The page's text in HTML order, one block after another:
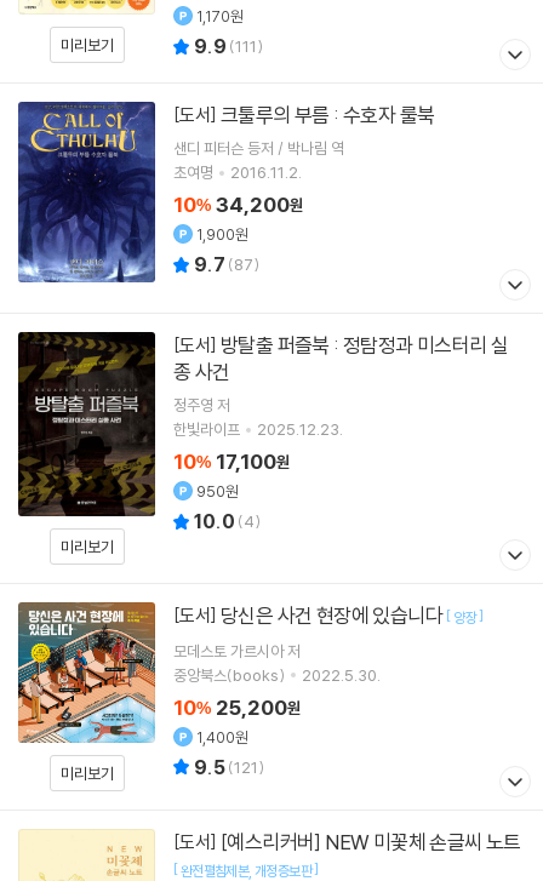
미리보기
1,170원
9.9 (111)
[도서] 크툴루의 부름 : 수호자 룰북
샌디 피터슨 등저 / 박나림 역
초여명
2016.11.2.
10% 34,200원
1,900원
9.7 (87)
미리보기
[도서]
종 사건
정주영 저
한빛라이프
2025.12.23.
10% 17,100원
950원
10.0 (4)
미리보기
[도서] 당신은 사건 현장에 있습니다 [ 양장]
모데스토 가르시아저
중앙북스(books)
2022.5.30.
10% 25,200원
1,400원
9.5(121)
[도서] [예스리커버] NEW 미꽃체 손글씨 노트
[완전펼침제본 개정증보판]